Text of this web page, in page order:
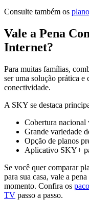
Consulte também os
Vale a Pena
Internet?
Para muitas famílias,
ser uma solução prática e
conectividade.
A SKY se destaca
Cobertura nacional
Grande variedade
Opção de planos
Aplicativo SKY+
Se você quer comparar
para sua casa, vale a
momento. Confira os
TV passo a passo.